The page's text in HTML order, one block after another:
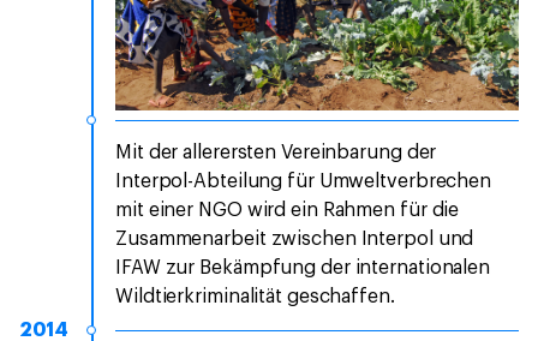
Mit der allerersten Vereinbarung der
Interpol-Abteilung für Umweltverbrechen
mit einer NGO wird ein Rahmen für die
Zusammenarbeit zwischen Interpol und
IFAW zur Bekämpfung der internationalen
Wildtierkriminalität geschaffen.
2014